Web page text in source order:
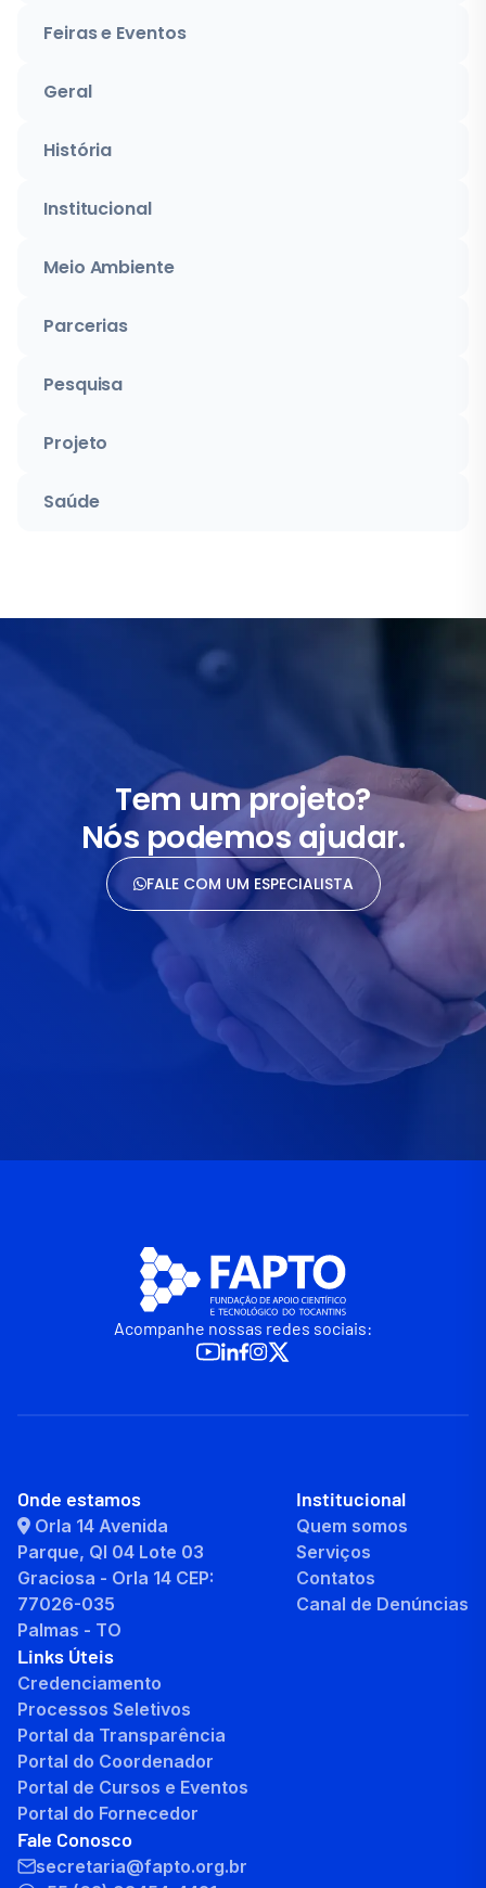
Feiras e Eventos
Geral
História
Institucional
Meio Ambiente
Parcerias
Pesquisa
Projeto
Saúde
Tem um projeto?
Nós podemos ajudar.
FALE COM UM ESPECIALISTA
Acompanhe nossas redes sociais:
Onde estamos
Orla 14 Avenida
Parque, QI 04 Lote 03
Graciosa - Orla 14 CEP:
77026-035
Palmas - TO
Institucional
Quem somos
Serviços
Contatos
Canal de Denúncias
Links Úteis
Credenciamento
Processos Seletivos
Portal da Transparência
Portal do Coordenador
Portal de Cursos e Eventos
Portal do Fornecedor
Fale Conosco
secretaria@fapto.org.br